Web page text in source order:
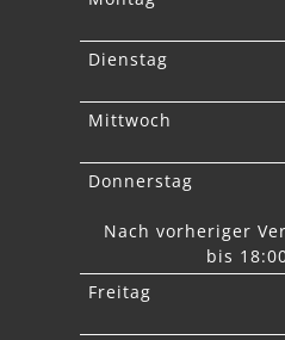
Dienstag
Mittwoch
Donnerstag
Nach vorheriger
bis
Freitag